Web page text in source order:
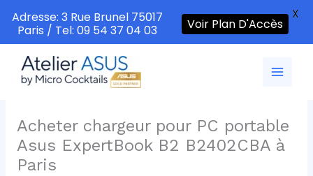
contenu
Acheter chargeur pour PC portable
Asus ExpertBook B2 B2402CBA à
Paris
Adresse: 3 Rue Brunel 75017
Paris / Tel: 09 54 37 04 03
Voir Plan D'Accès
X